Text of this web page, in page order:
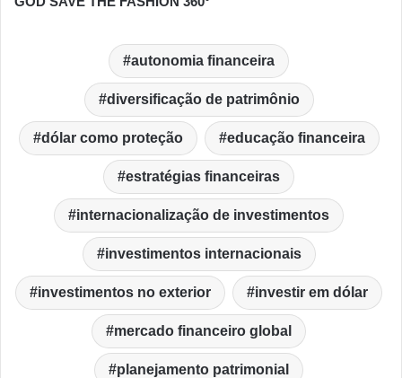
autonomia financeira
diversificação de patrimônio
dólar como proteção educação financeira
estratégias financeiras
internacionalização de investimentos
investimentos internacionais
investimentos no exterior investir em dólar
mercado financeiro global
planejamento patrimonial